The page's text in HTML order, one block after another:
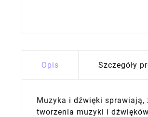
Opis Szczegóły
Muzyka i dźwięki
tworzenia muzyki i